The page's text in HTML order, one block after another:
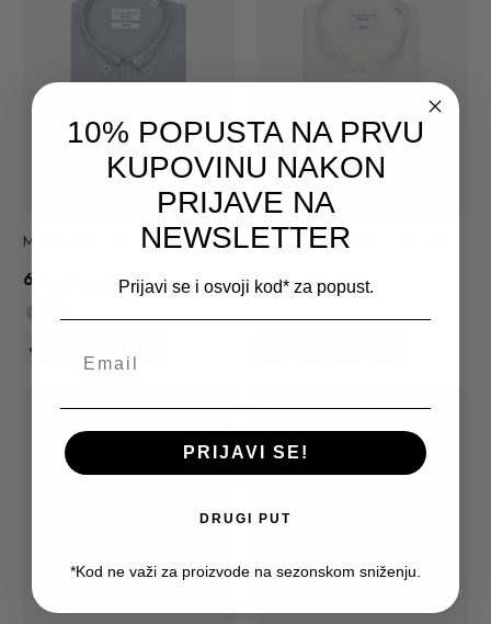
MUŠKA KOŠULJA V-016
6,800.00RSD
MUŠKA KOŠULJA V-002 F
7,200.00RSD
POPUST50%
10% POPUSTA NA PRVU
KUPOVINU NAKON
PRIJAVE NA
NEWSLETTER
Prijavi se i osvoji kod* za popust.
PRIJAVI SE!
DRUGI PUT
*Kod ne važi za proizvode na sezonskom sniženju.